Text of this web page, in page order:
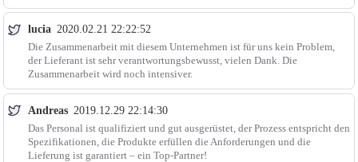
lucia 2020.02.21 22:22:52
Die Zusammenarbeit mit diesem Unternehmen ist für uns kein Problem,
der Lieferant ist sehr verantwortungsbewusst, vielen Dank. Die
Zusammenarbeit wird noch intensiver.
Andreas 2019.12.29 22:14:30
Das Personal ist qualifiziert und gut ausgerüstet, der Prozess entspricht den
Spezifikationen, die Produkte erfüllen die Anforderungen und die
Lieferung ist garantiert – ein Top-Partner!